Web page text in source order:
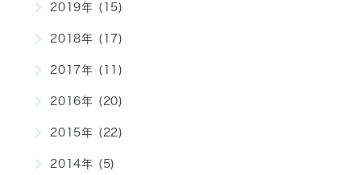
2019年 (15)
2018年 (17)
2017年 (11)
2016年 (20)
2015年 (22)
2014年 (5)